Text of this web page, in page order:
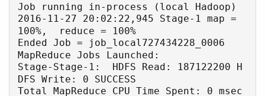
Job running in-process (local Hadoop)
2016-11-27 20:02:22,945 Stage-1 map =
100%,  reduce = 100%
Ended Job = job_local727434228_0006
MapReduce Jobs Launched:
Stage-Stage-1:  HDFS Read: 187122200 H
DFS Write: 0 SUCCESS
Total MapReduce CPU Time Spent: 0 msec